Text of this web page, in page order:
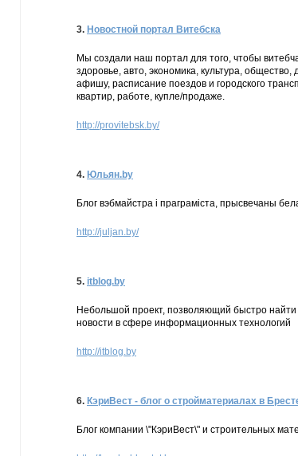
3. Новостной портал Витебска
Мы создали наш портал для того, чтобы
здоровье, авто, экономика, культура,
афишу, расписание поездов и городского
квартир, работе, купле/продаже.
http://provitebsk.by/
4. Юльян.by
Блог вэбмайстра і праграміста, прысвечаны
http://juljan.by/
5. itblog.by
Небольшой проект, позволяющий быстро
новости в сфере информационных технологий
http://itblog.by
6. КэриВест - блог о стройматериалах в
Блог компании \"КэриВест\" и строительных